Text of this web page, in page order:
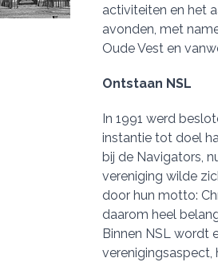
activiteiten en het
avonden, met
Oude Vest en
Ontstaan NSL
In 1991 werd
instantie tot doel
bij de Navigators,
vereniging wilde
door hun motto:
daarom heel
Binnen NSL wordt
verenigingsaspect,